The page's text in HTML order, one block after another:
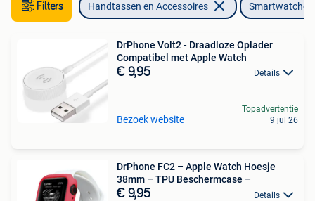
Filters Handtassen en Accessoires Smartwatches
DrPhone Volt2 - Draadloze Oplader
Compatibel met Apple Watch
€ 9,95 Details
Bezoek website
Topadvertentie
9 jul 26
DrPhone FC2 – Apple Watch Hoesje
38mm – TPU Beschermcase –
€ 9,95 Details